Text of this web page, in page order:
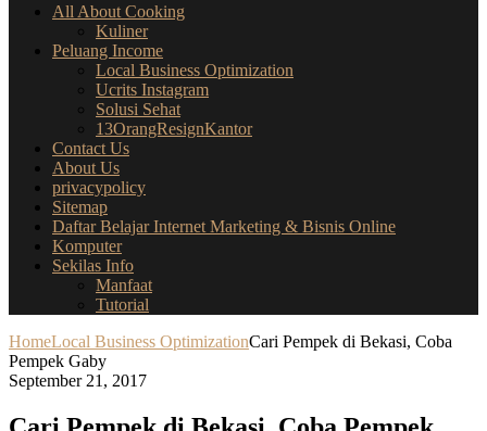
All About Cooking
Kuliner
Peluang Income
Local Business Optimization
Ucrits Instagram
Solusi Sehat
13OrangResignKantor
Contact Us
About Us
privacypolicy
Sitemap
Daftar Belajar Internet Marketing & Bisnis Online
Komputer
Sekilas Info
Manfaat
Tutorial
HomeLocal Business OptimizationCari Pempek di Bekasi, Coba
Pempek Gaby
September 21, 2017